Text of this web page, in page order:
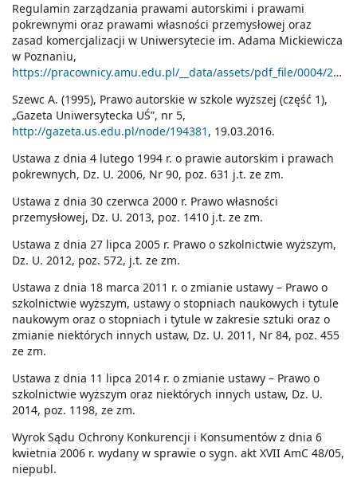
Regulamin zarządzania prawami autorskimi i prawami
pokrewnymi oraz prawami własności przemysłowej oraz
zasad komercjalizacji w Uniwersytecie im. Adama Mickiewicza
w Poznaniu,
https://pracownicy.amu.edu.pl/__data/assets/pdf_file/0004/269041/Za_uchwaa_202_REGULAMIN.pdf
Szewc A. (1995), Prawo autorskie w szkole wyższej (część 1),
„Gazeta Uniwersytecka UŚ”, nr 5,
http://gazeta.us.edu.pl/node/194381 , 19.03.2016.
Ustawa z dnia 4 lutego 1994 r. o prawie autorskim i prawach
pokrewnych, Dz. U. 2006, Nr 90, poz. 631 j.t. ze zm.
Ustawa z dnia 30 czerwca 2000 r. Prawo własności
przemysłowej, Dz. U. 2013, poz. 1410 j.t. ze zm.
Ustawa z dnia 27 lipca 2005 r. Prawo o szkolnictwie wyższym,
Dz. U. 2012, poz. 572, j.t. ze zm.
Ustawa z dnia 18 marca 2011 r. o zmianie ustawy – Prawo o
szkolnictwie wyższym, ustawy o stopniach naukowych i tytule
naukowym oraz o stopniach i tytule w zakresie sztuki oraz o
zmianie niektórych innych ustaw, Dz. U. 2011, Nr 84, poz. 455
ze zm.
Ustawa z dnia 11 lipca 2014 r. o zmianie ustawy – Prawo o
szkolnictwie wyższym oraz niektórych innych ustaw, Dz. U.
2014, poz. 1198, ze zm.
Wyrok Sądu Ochrony Konkurencji i Konsumentów z dnia 6
kwietnia 2006 r. wydany w sprawie o sygn. akt XVII AmC 48/05,
niepubl.